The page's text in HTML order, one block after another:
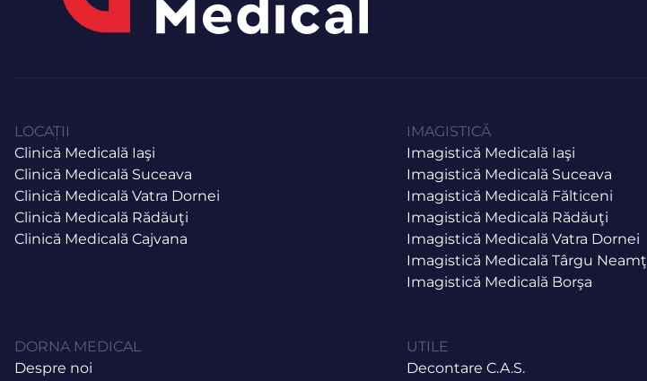
LOCAȚII
Clinică Medicală Iaşi
Clinică Medicală Suceava
Clinică Medicală Vatra Dornei
Clinică Medicală Rădăuţi
Clinică Medicală Cajvana
IMAGISTICĂ
Imagistică Medicală Iaşi
Imagistică Medicală Suceava
Imagistică Medicală Fălticeni
Imagistică Medicală Rădăuţi
Imagistică Medicală Vatra Dornei
Imagistică Medicală Târgu Neamţ
Imagistică Medicală Borşa
DORNA MEDICAL
Despre noi
UTILE
Decontare C.A.S.